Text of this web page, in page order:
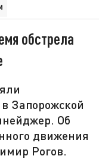
обстрела
Запорожской
Об
движения
Рогов.